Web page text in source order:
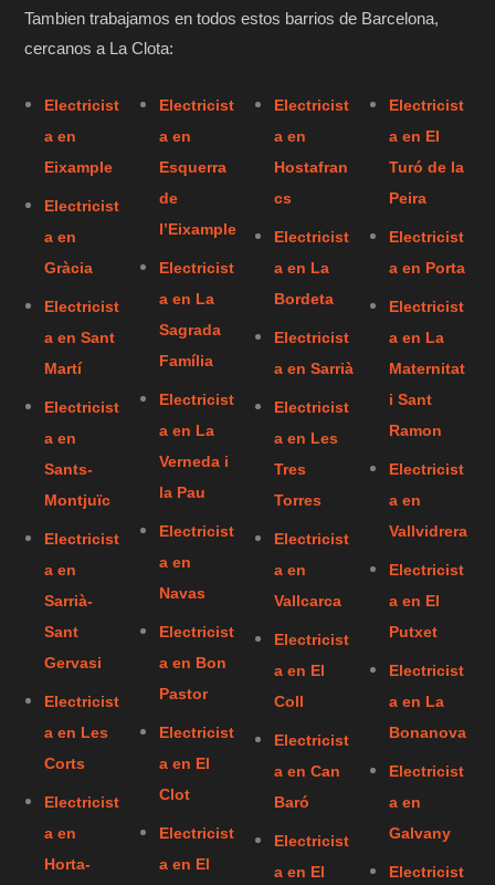
Tambien trabajamos en todos estos barrios de Barcelona,
cercanos a La Clota:
Electricist
a en
Eixample
Electricist
a en
Gràcia
Electricist
a en Sant
Martí
Electricist
a en
Sants-
Montjuïc
Electricist
a en
Sarrià-
Sant
Gervasi
Electricist
a en Les
Corts
Electricist
a en
Horta-
Electricist
a en
Esquerra
de
l’Eixample
Electricist
a en La
Sagrada
Família
Electricist
a en La
Verneda i
la Pau
Electricist
a en
Navas
Electricist
a en Bon
Pastor
Electricist
a en El
Clot
Electricist
a en El
Electricist
a en
Hostafran
cs
Electricist
a en La
Bordeta
Electricist
a en Sarrià
Electricist
a en Les
Tres
Torres
Electricist
a en
Vallcarca
Electricist
a en El
Coll
Electricist
a en Can
Baró
Electricist
a en El
Electricist
a en El
Turó de la
Peira
Electricist
a en Porta
Electricist
a en La
Maternitat
i Sant
Ramon
Electricist
a en
Vallvidrera
Electricist
a en El
Putxet
Electricist
a en La
Bonanova
Electricist
a en
Galvany
Electricist